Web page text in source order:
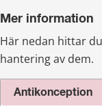
Mer information
Här nedan hittar
hantering av dem.
Antikonception